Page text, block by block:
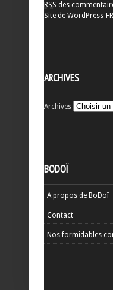
RSS des
Site de WordPress-FR
ARCHIVES
Archives
BODOÏ
A propos de BoDoï
Contact
Nos formidables